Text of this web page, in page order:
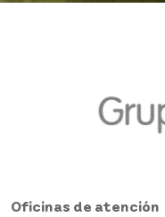
Oficinas de atención